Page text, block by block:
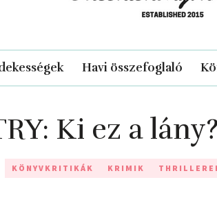
Havi összefoglaló
Ki ez a
KÖNYVKRITIKÁK KRIMIK